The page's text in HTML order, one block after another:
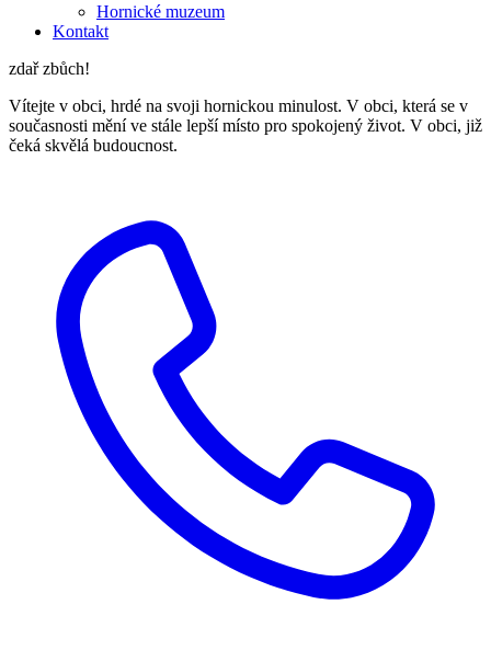
Hornické muzeum
Kontakt
zdař zbůch!
Vítejte v obci, hrdé na svoji hornickou minulost. V obci, která se v
současnosti mění ve stále lepší místo pro spokojený život. V obci, již
čeká skvělá budoucnost.